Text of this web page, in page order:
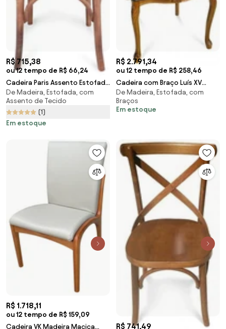
R$ 715,38
ou 12 tempo de R$ 66,24
Cadeira Paris Assento Estofado
Inspirada no Design de Michael
Thonet
De Madeira, Estofada, com
Assento de Tecido
(1)
Em estoque
R$ 2.791,34
ou 12 tempo de R$ 258,46
Cadeira com Braço Luís XV
Capitonê Madeira Maciça
Entalhada Design de Luxo
Artesanal
De Madeira, Estofada, com
Braços
Em estoque
R$ 1.718,11
ou 12 tempo de R$ 159,09
Cadeira VK Madeira Maciça
R$ 741,49